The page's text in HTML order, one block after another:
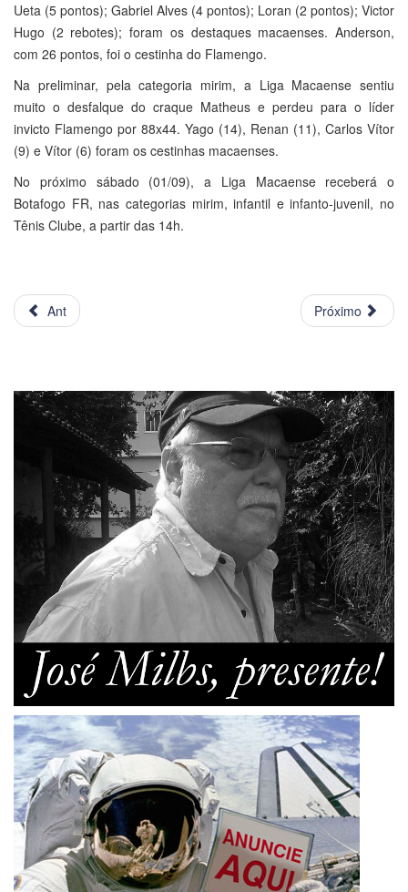
Ueta (5 pontos); Gabriel Alves (4 pontos); Loran (2 pontos); Victor
Hugo (2 rebotes); foram os destaques macaenses. Anderson,
com 26 pontos, foi o cestinha do Flamengo.
Na preliminar, pela categoria mirim, a Liga Macaense sentiu
muito o desfalque do craque Matheus e perdeu para o líder
invicto Flamengo por 88x44. Yago (14), Renan (11), Carlos Vítor
(9) e Vítor (6) foram os cestinhas macaenses.
No próximo sábado (01/09), a Liga Macaense receberá o
Botafogo FR, nas categorias mirim, infantil e infanto-juvenil, no
Tênis Clube, a partir das 14h.
Ant Próximo